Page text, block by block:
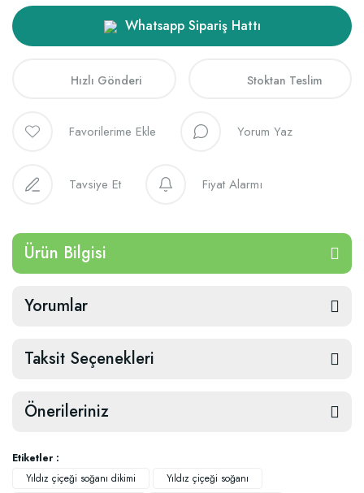
Whatsapp Sipariş Hattı
Hızlı Gönderi Stoktan Teslim
Yorum Yaz
Tavsiye Et Fiyat Alarmı
Ürün Bilgisi
Yorumlar
Taksit Seçenekleri
Önerileriniz
Etiketler :
Yıldız çiçeği soğanı dikimi
Yıldız çiçeği soğanı